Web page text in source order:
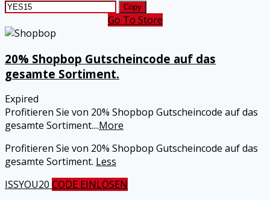
Copy
Go To Store
20% Shopbop Gutscheincode auf das
gesamte Sortiment.
Expired
Profitieren Sie von 20% Shopbop Gutscheincode auf das
gesamte Sortiment....More
Profitieren Sie von 20% Shopbop Gutscheincode auf das
gesamte Sortiment. Less
ISSYOU20 CODE EINLÖSEN